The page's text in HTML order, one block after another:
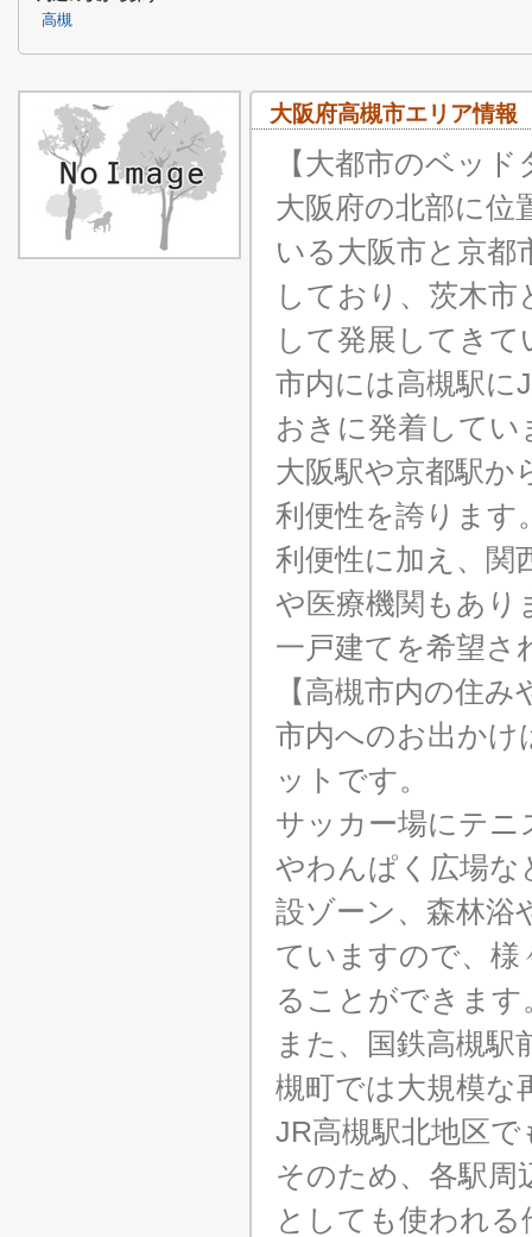
高槻
大阪府高槻市エリア情報
【大都市のベッ
大阪府の北部に位
いる大阪市と京都
しており、茨木
して発展してきて
市内には高槻駅に
おきに発着してい
大阪駅や京都駅か
利便性を誇ります
利便性に加え、関
や医療機関もあり
一戸建てを希望さ
【高槻市内の住み
市内へのお出かけ
ットです。
サッカー場にテニ
やわんぱく広場な
設ゾーン、森林浴
ていますので、様
ることができます
また、国鉄高槻駅
槻町では大規模な
JR高槻駅北地区
そのため、各駅周
としても使われ